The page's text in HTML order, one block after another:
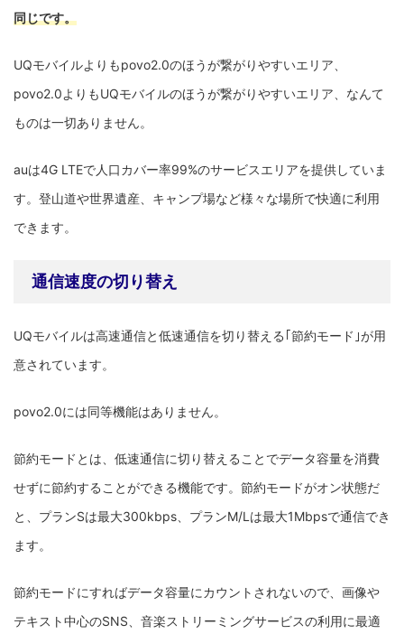
同じです。
UQモバイルよりもpovo2.0のほうが繋がりやすいエリア、
povo2.0よりもUQモバイルのほうが繋がりやすいエリア、なんて
ものは一切ありません。
auは4G LTEで人口カバー率99%のサービスエリアを提供していま
す。登山道や世界遺産、キャンプ場など様々な場所で快適に利用
できます。
通信速度の切り替え
UQモバイルは高速通信と低速通信を切り替える｢節約モード｣が用
意されています。
povo2.0には同等機能はありません。
節約モードとは、低速通信に切り替えることでデータ容量を消費
せずに節約することができる機能です。節約モードがオン状態だ
と、プランSは最大300kbps、プランM/Lは最大1Mbpsで通信でき
ます。
節約モードにすればデータ容量にカウントされないので、画像や
テキスト中心のSNS、音楽ストリーミングサービスの利用に最適